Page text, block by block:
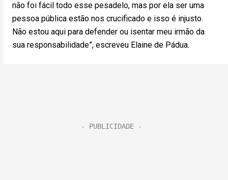
não foi fácil todo esse pesadelo, mas por ela ser uma
pessoa pública estão nos crucificado e isso é injusto.
Não estou aqui para defender ou isentar meu irmão da
sua responsabilidade”, escreveu Elaine de Pádua.